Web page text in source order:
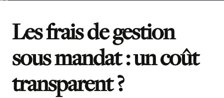
Les frais de gestion
sous mandat : un coût
transparent ?